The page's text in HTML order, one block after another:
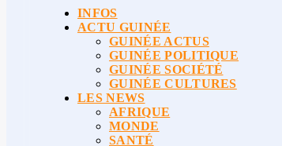
INFOS
ACTU GUINÉE
GUINÉE ACTUS
GUINÉE POLITIQUE
GUINÉE SOCIÉTÉ
GUINÉE CULTURES
LES NEWS
AFRIQUE
MONDE
SANTÉ